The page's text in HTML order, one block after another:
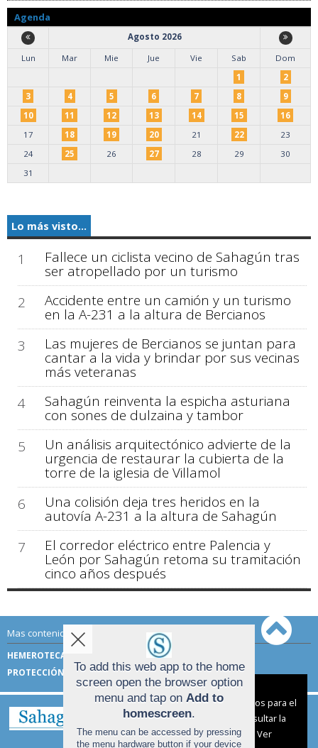
Agenda
Agosto 2026
Lun
Mar Mie Jue Vie Sab
Dom
1
2
3
4 5 6 7 8
9
10
11 12 13 14 15
16
17
18 19 20 21 22
23
24
25 26 27 28 29
30
31
Lo más visto...
1 Fallece un ciclista vecino de Sahagún tras
ser atropellado por un turismo
2
Accidente entre un camión y un turismo
en la A-231 a la altura de Bercianos
3
Las mujeres de Bercianos se juntan para
cantar a la vida y brindar por sus vecinas
más veteranas
4
Sahagún reinventa la espicha asturiana
con sones de dulzaina y tambor
5
Un análisis arquitectónico advierte de la
urgencia de restaurar la cubierta de la
torre de la iglesia de Villamol
6
Una colisión deja tres heridos en la
autovía A-231 a la altura de Sahagún
7
El corredor eléctrico entre Palencia y
León por Sahagún retoma su tramitación
cinco años después
Mas contenido de Sahagún Digital:
HEMEROTECA
TÉRMINOS DE USO
PROTECCIÓN DE DATOSTo add this web app to the home
screen open the browser option
menu and tap on Add to
homescreen.
The menu can be accessed by pressing
the menu hardware button if your device
Aviso sobre el Uso de cookies:
Utilizamos cookies nuestras y de terceros para el
funcionamiento del digital. Puedes consultar la
lista de cookies y como desconectarlas.
Ver